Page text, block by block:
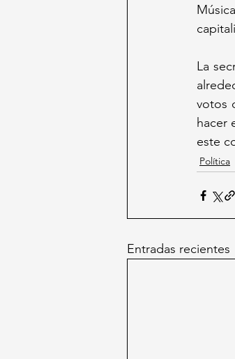
La
votos
hacer
este
Política
Entradas recientes